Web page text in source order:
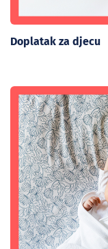
Doplatak za djecu